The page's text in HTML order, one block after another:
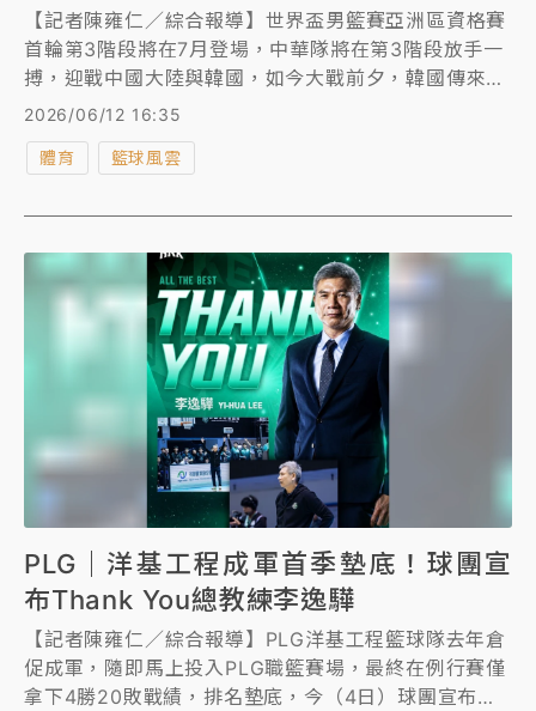
【記者陳雍仁／綜合報導】世界盃男籃賽亞洲區資格賽
首輪第3階段將在7月登場，中華隊將在第3階段放手一
搏，迎戰中國大陸與韓國，如今大戰前夕，韓國傳來壞
消息，球隊一哥李賢重為追NBA夢，將缺席第3階段賽
事，這對中華隊而言無疑是一大利多。
2026/06/12 16:35
體育 籃球風雲
PLG｜洋基工程成軍首季墊底！球團宣
布Thank You總教練李逸驊
【記者陳雍仁／綜合報導】PLG洋基工程籃球隊去年倉
促成軍，隨即馬上投入PLG職籃賽場，最終在例行賽僅
拿下4勝20敗戰績，排名墊底，今（4日）球團宣布與